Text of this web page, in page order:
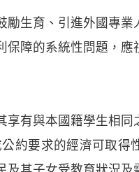
生育、引進外國專業
障的系統性問題，應
有與本國籍學生相同
約要求的經濟可取得